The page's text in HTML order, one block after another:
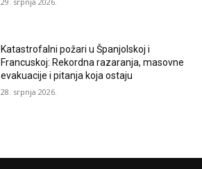
Katastrofalni požari u Španjolskoj i
Francuskoj: Rekordna razaranja, masovne
evakuacije i pitanja koja ostaju
28. srpnja 2026.